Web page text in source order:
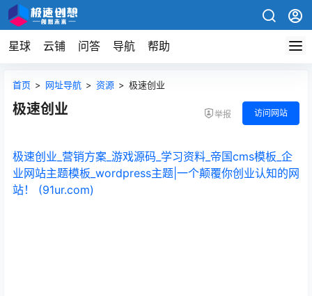
星球 云铺 问答 导航 帮助
首页 > 网址导航 > 资源 > 极速创业
极速创业 举报 访问网站
极速创业_营销方案_游戏源码_学习资料_帝国cms模板_企
业网站主题模板_wordpress主题|一个颠覆你创业认知的网
站！ (91ur.com)